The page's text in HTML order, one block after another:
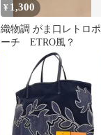
¥ 1,300
織物調 がま口レトロポ
ーチ ETRO風？